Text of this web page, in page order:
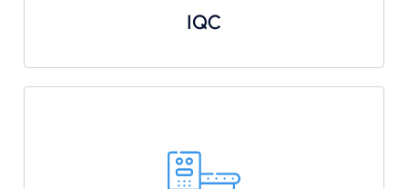
IQC